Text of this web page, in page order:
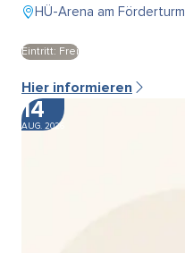
HÜ-Arena am Förderturm
Eintritt: Frei
Hier informieren
14
AUG. 2026